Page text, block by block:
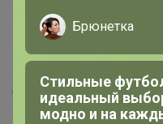
Написать в поддержку
Защита покупателя
Помощь
О нас
Брюнетка
Стильные
идеальный
модно и на